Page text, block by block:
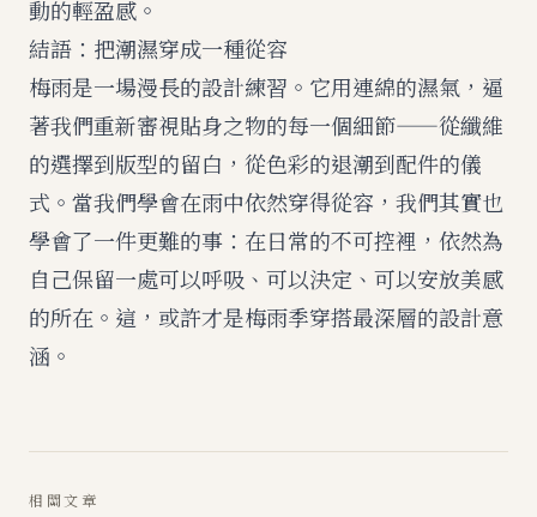
動的輕盈感。
結語：把潮濕穿成一種從容
梅雨是一場漫長的設計練習。它用連綿的濕氣，逼
著我們重新審視貼身之物的每一個細節——從纖維
的選擇到版型的留白，從色彩的退潮到配件的儀
式。當我們學會在雨中依然穿得從容，我們其實也
學會了一件更難的事：在日常的不可控裡，依然為
自己保留一處可以呼吸、可以決定、可以安放美感
的所在。這，或許才是梅雨季穿搭最深層的設計意
涵。
相關文章